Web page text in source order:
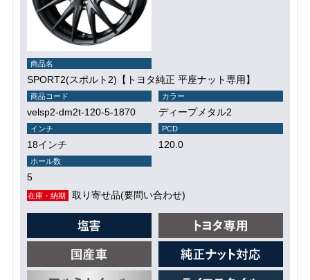
商品名
SPORT2(スポルト2)【トヨタ純正 平座ナット専用】
商品コード
velsp2-dm2t-120-5-1870
カラー
ディープメタル2
インチ
18インチ
PCD
120.0
ホール数
5
在庫・納期 取り寄せ品(要問い合わせ)